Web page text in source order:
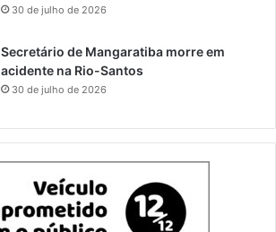
30 de julho de 2026
Secretário de Mangaratiba morre em
acidente na Rio-Santos
30 de julho de 2026